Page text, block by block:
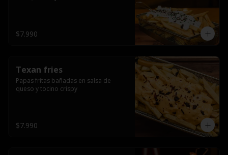
$7.990
Texan fries
Papas fritas bañadas en salsa de
queso y tocino crispy
$7.990